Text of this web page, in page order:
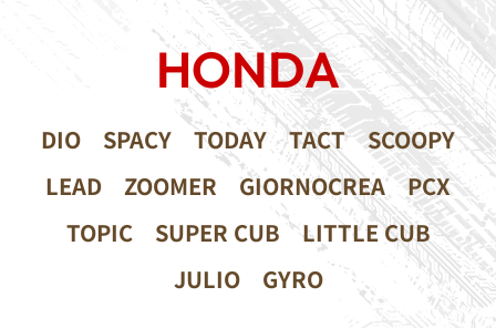
HONDA
DIO SPACY TODAY TACT
SCOOPY
LEAD
ZOOMER GIORNOCREA
PCX
TOPIC
SUPER CUB
LITTLE CUB
JULIO
GYRO